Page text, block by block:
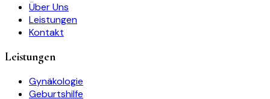
Über Uns
Leistungen
Kontakt
Leistungen
Gynäkologie
Geburtshilfe